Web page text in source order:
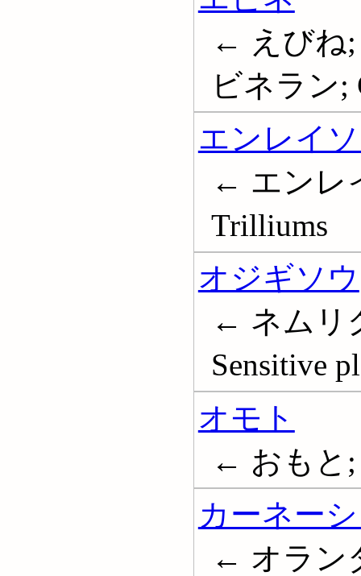
← えびね;
ビネラン;
エンレイ
← エンレ
Trilliums
オジギソウ
← ネムリ
Sensitive
オモト
← おもと;
カーネー
← オラン